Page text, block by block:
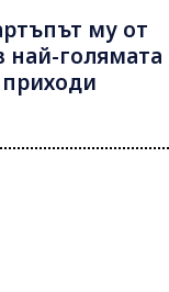
му от
най-голямата